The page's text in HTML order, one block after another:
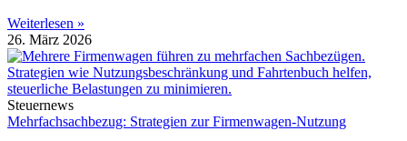
Weiterlesen »
26. März 2026
Steuernews
Mehrfachsachbezug: Strategien zur Firmenwagen-Nutzung